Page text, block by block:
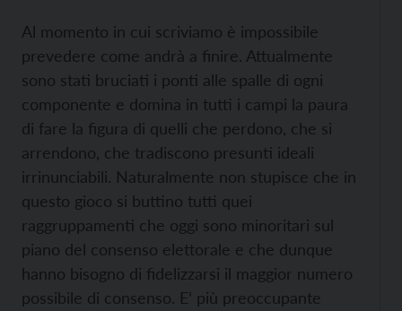
Al momento in cui scriviamo è impossibile
prevedere come andrà a finire. Attualmente
sono stati bruciati i ponti alle spalle di ogni
componente e domina in tutti i campi la paura
di fare la figura di quelli che perdono, che si
arrendono, che tradiscono presunti ideali
irrinunciabili. Naturalmente non stupisce che in
questo gioco si buttino tutti quei
raggruppamenti che oggi sono minoritari sul
piano del consenso elettorale e che dunque
hanno bisogno di fidelizzarsi il maggior numero
possibile di consenso. E’ più preoccupante